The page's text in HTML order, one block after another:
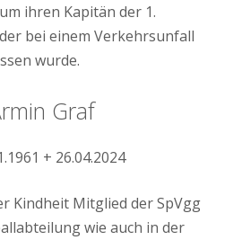
ihren Kapitän der 1.
bei einem Verkehrsunfall
wurde.
Graf
+ 26.04.2024
Kindheit Mitglied der SpVgg
wie auch in der